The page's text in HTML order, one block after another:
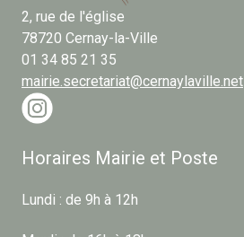
2, rue de l'église
78720 Cernay-la-Ville
01 34 85 21 35
mairie.secretariat@cernaylaville.net
Horaires Mairie et Poste
Lundi : de 9h à 12h